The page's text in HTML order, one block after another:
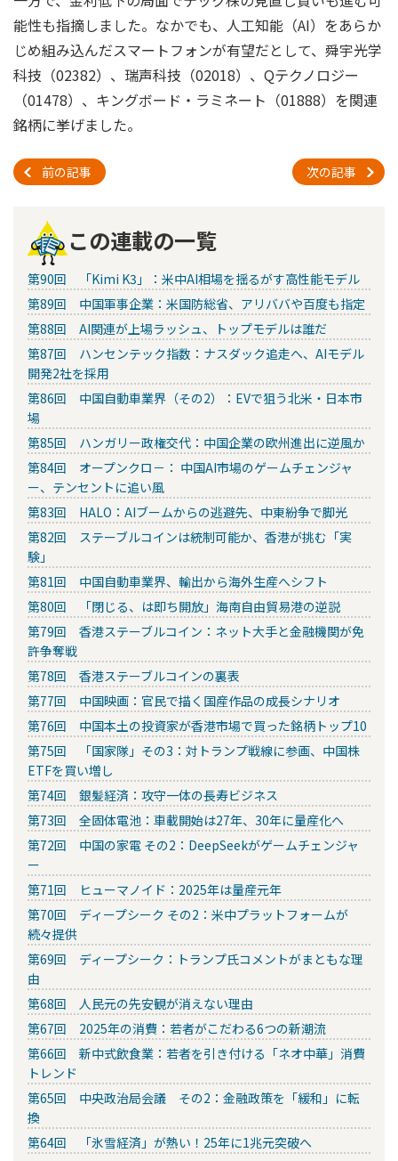
能性も指摘しました。なかでも、人工知能（AI）をあらか
じめ組み込んだスマートフォンが有望だとして、舜宇光学
科技（02382）、瑞声科技（02018）、Qテクノロジー
（01478）、キングボード・ラミネート（01888）を関連
銘柄に挙げました。
前の記事 次の記事
この連載の一覧
第90回 「Kimi K3」：米中AI相場を揺るがす高性能モデル
第89回 中国軍事企業：米国防総省、アリババや百度も指定
第88回 AI関連が上場ラッシュ、トップモデルは誰だ
第87回 ハンセンテック指数：ナスダック追走へ、AIモデル
開発2社を採用
第86回 中国自動車業界（その2）：EVで狙う北米・日本市
場
第85回 ハンガリー政権交代：中国企業の欧州進出に逆風か
第84回 オープンクロ－： 中国AI市場のゲームチェンジャ
ー、テンセントに追い風
第83回 HALO：AIブームからの逃避先、中東紛争で脚光
第82回 ステーブルコインは統制可能か、香港が挑む「実
験」
第81回 中国自動車業界、輸出から海外生産へシフト
第80回 「閉じる、は即ち開放」海南自由貿易港の逆説
第79回 香港ステーブルコイン：ネット大手と金融機関が免
許争奪戦
第78回 香港ステーブルコインの裏表
第77回 中国映画：官民で描く国産作品の成長シナリオ
第76回 中国本土の投資家が香港市場で買った銘柄トップ10
第75回 「国家隊」その3：対トランプ戦線に参画、中国株
ETFを買い増し
第74回 銀髪経済：攻守一体の長寿ビジネス
第73回 全固体電池：車載開始は27年、30年に量産化へ
第72回 中国の家電 その2：DeepSeekがゲームチェンジャ
ー
第71回 ヒューマノイド：2025年は量産元年
第70回 ディープシーク その2：米中プラットフォームが
続々提供
第69回 ディープシーク：トランプ氏コメントがまともな理
由
第68回 人民元の先安観が消えない理由
第67回 2025年の消費：若者がこだわる6つの新潮流
第66回 新中式飲食業：若者を引き付ける「ネオ中華」消費
トレンド
第65回 中央政治局会議 その2：金融政策を「緩和」に転
換
第64回 「氷雪経済」が熱い！25年に1兆元突破へ